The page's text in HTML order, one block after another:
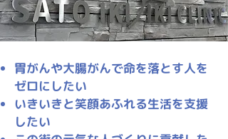
胃がんや大腸がんで命を落とす人を
ゼロにしたい
いきいきと笑顔あふれる生活を支援
したい